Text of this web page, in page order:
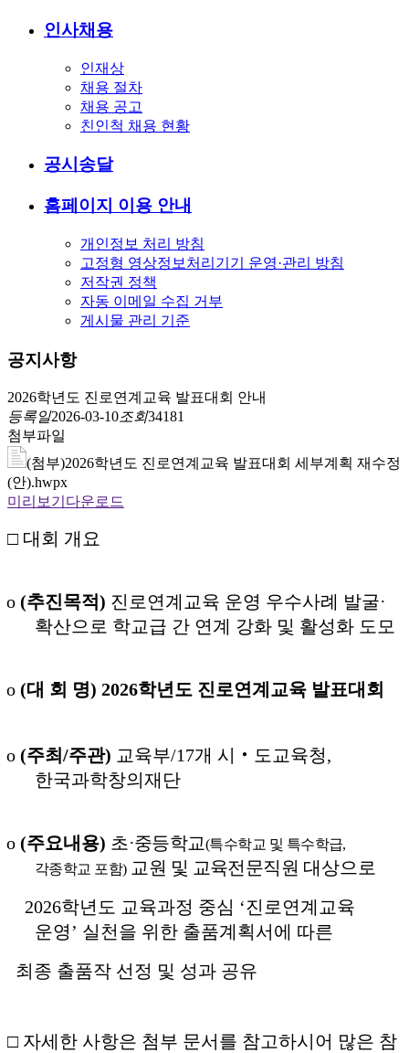
인사채용
인재상
채용 절차
채용 공고
친인척 채용 현황
공시송달
홈페이지 이용 안내
개인정보 처리 방침
고정형 영상정보처리기기 운영·관리 방침
저작권 정책
자동 이메일 수집 거부
게시물 관리 기준
공지사항
2026학년도 진로연계교육 발표대회 안내
등록일2026-03-10조회34181
첨부파일
(첨부)2026학년도 진로연계교육 발표대회 세부계획 재수정
(안).hwpx
미리보기 다운로드
□ 대회 개요
o (추진목적) 진로연계교육 운영 우수사례 발굴·
확산으로 학교급 간 연계 강화 및 활성화 도모
o (대 회 명) 2026학년도 진로연계교육 발표대회
o (주최/주관) 교육부/17개 시 ‧ 도교육청,
한국과학창의재단
o (주요내용) 초·중등학교(특수학교 및 특수학급,
각종학교 포함) 교원 및 교육전문직원 대상으로
2026학년도 교육과정 중심 ‘진로연계교육
운영’ 실천을 위한 출품계획서에 따른
최종 출품작 선정 및 성과 공유
□ 자세한 사항은 첨부 문서를 참고하시어 많은 참